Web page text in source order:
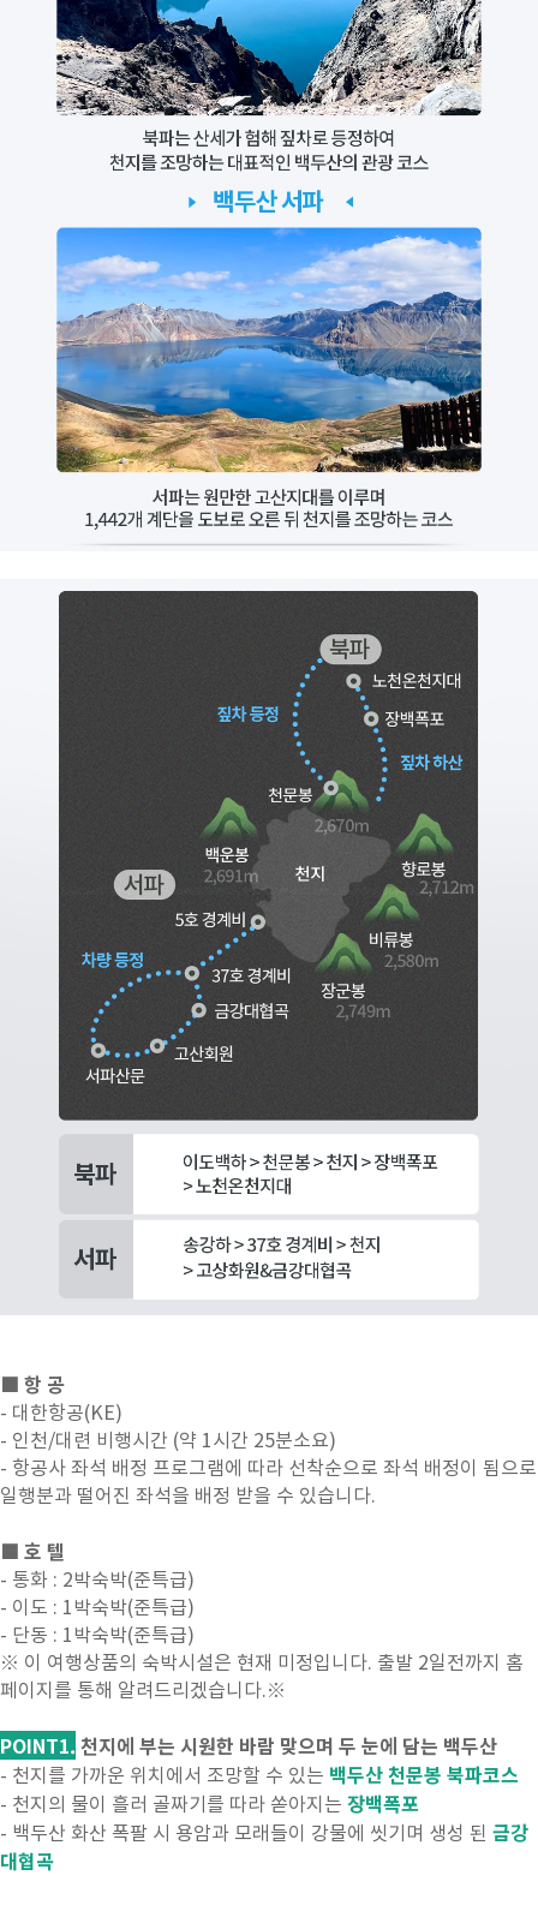
■ 항 공
- 대한항공(KE)
- 인천/대련 비행시간 (약 1시간 25분소요)
- 항공사 좌석 배정 프로그램에 따라 선착순으로 좌석 배정이 됨으로
일행분과 떨어진 좌석을 배정 받을 수 있습니다.
■ 호 텔
- 통화 : 2박숙박(준특급)
- 이도 : 1박숙박(준특급)
- 단동 : 1박숙박(준특급)
※ 이 여행상품의 숙박시설은 현재 미정입니다. 출발 2일전까지 홈
페이지를 통해 알려드리겠습니다.※
POINT1. 천지에 부는 시원한 바람 맞으며 두 눈에 담는 백두산
- 천지를 가까운 위치에서 조망할 수 있는 백두산 천문봉 북파코스
- 천지의 물이 흘러 골짜기를 따라 쏟아지는 장백폭포
- 백두산 화산 폭팔 시 용암과 모래들이 강물에 씻기며 생성 된 금강
대협곡